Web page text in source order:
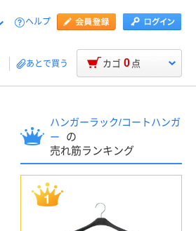
ヘルプ
あとで買う カゴ 0 点
ハンガーラック/コートハンガ
ー
の
売れ筋ランキング